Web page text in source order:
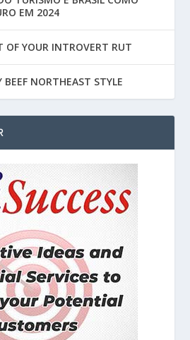
EM 2024
OF YOUR INTROVERT RUT
NORTHEAST STYLE